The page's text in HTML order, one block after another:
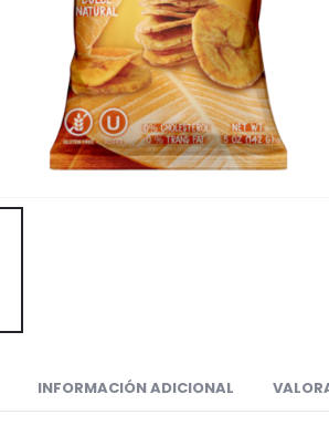
INFORMACIÓN ADICIONAL